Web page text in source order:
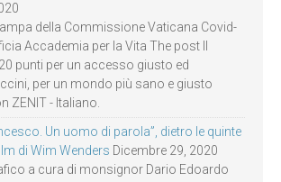
della Commissione Vaticana Covid-
Accademia per la Vita The post Il
punti per un accesso giusto ed
per un mondo più sano e giusto
ZENIT - Italiano.
Un uomo di parola”, dietro le quinte
di Wim Wenders Dicembre 29, 2020
a cura di monsignor Dario Edoardo